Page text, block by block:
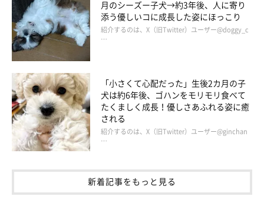
月のシーズー子犬→約3年後、人に寄り
添う優しいコに成長した姿にほっこり
紹介するのは、X（旧Twitter）ユーザー@doggy_c
…
「小さくて心配だった」生後2カ月の子
犬は約6年後、ゴハンをモリモリ食べて
たくましく成長！優しさあふれる姿に癒
される
紹介するのは、X（旧Twitter）ユーザー@ginchan
…
新着記事をもっと見る